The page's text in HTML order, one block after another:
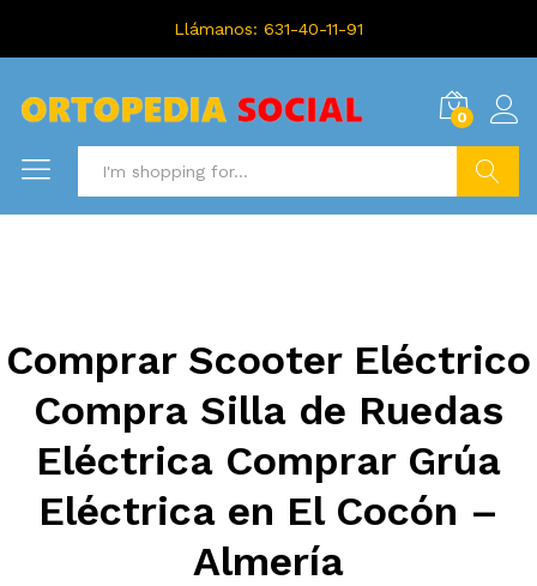
Llámanos: 631-40-11-91
0
Comprar Scooter Eléctrico
Compra Silla de Ruedas
Eléctrica Comprar Grúa
Eléctrica en El Cocón –
Almería